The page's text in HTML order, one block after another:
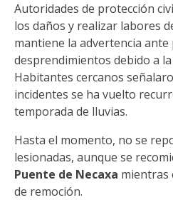
Autoridades de protección
los daños y realizar labores
mantiene la advertencia
desprendimientos debido a
Habitantes cercanos
incidentes se ha vuelto
temporada de lluvias.
Hasta el momento, no se
lesionadas, aunque se
Puente de Necaxa mientras
de remoción.